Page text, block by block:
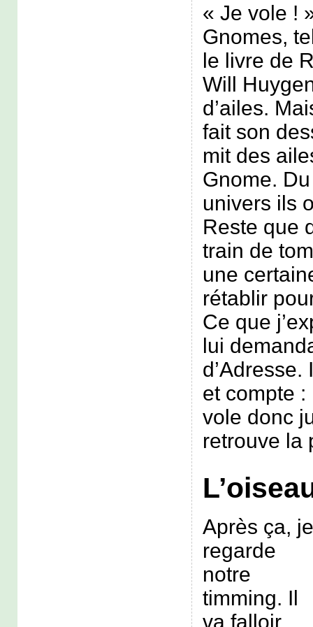
« Je vole !
Gnomes,
le livre de
Will
d’ailes.
fait son
mit des
Gnome.
univers ils
Reste que
train de
une
rétablir
Ce que
lui
et compte :
vole donc
retrouve la
Après ça, je
regarde
notre
timming. Il
va falloir